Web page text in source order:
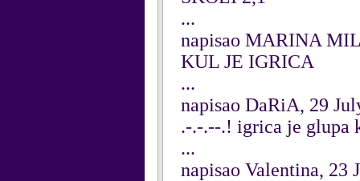
...
napisao MARINA
KUL JE IGRICA
...
napisao DaRiA, 29
.-.-.--.! igrica je
...
napisao Valentina, 23